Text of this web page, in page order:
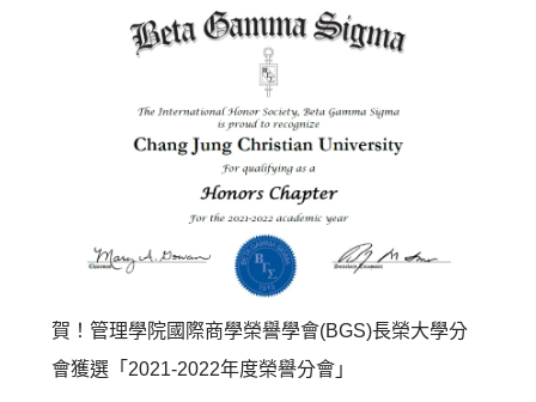
賀！管理學院國際商學榮譽學會(BGS)長榮大學分
會獲選「2021-2022年度榮譽分會」